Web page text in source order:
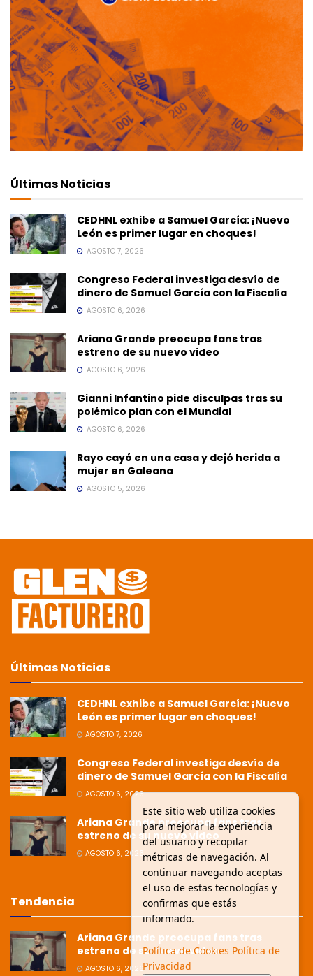
Últimas Noticias
CEDHNL exhibe a Samuel García: ¡Nuevo
León es primer lugar en choques!
AGOSTO 7, 2026
Congreso Federal investiga desvío de
dinero de Samuel García con la Fiscalía
AGOSTO 6, 2026
Ariana Grande preocupa fans tras
estreno de su nuevo video
AGOSTO 6, 2026
Gianni Infantino pide disculpas tras su
polémico plan con el Mundial
AGOSTO 6, 2026
Rayo cayó en una casa y dejó herida a
mujer en Galeana
AGOSTO 5, 2026
Últimas Noticias
CEDHNL exhibe a Samuel García: ¡Nuevo
León es primer lugar en choques!
AGOSTO 7, 2026
Congreso Federal investiga desvío de
dinero de Samuel García con la Fiscalía
AGOSTO 6, 2026
Ariana Grande preocupa fans tras
estreno de su nuevo video
AGOSTO 6, 2026
Tendencia
Ariana Grande preocupa fans tras
estreno de su nuevo video
AGOSTO 6, 2026
Este sitio web utiliza cookies
para mejorar la experiencia
del usuario y recopilar
métricas de navegación. Al
continuar navegando aceptas
el uso de estas tecnologías y
confirmas que estás
informado.
Política de Cookies Política de
Privacidad